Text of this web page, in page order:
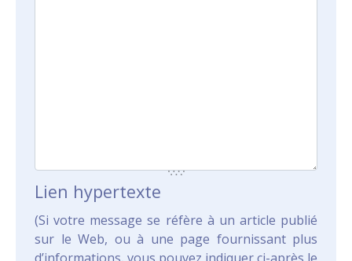
Lien hypertexte
(Si votre message se réfère à un article publié
sur le Web, ou à une page fournissant plus